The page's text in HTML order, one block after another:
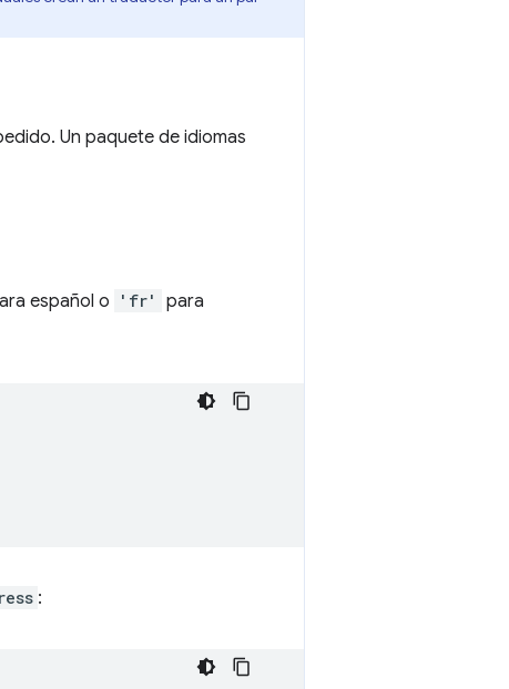
Un paquete de idiomas
español o 'fr'
para
: